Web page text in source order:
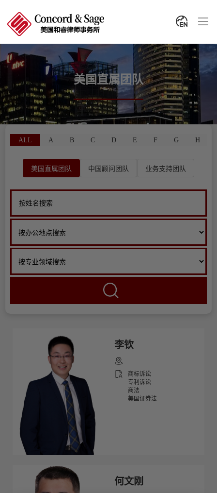
美国直属团队
ALL A B C D E F G H
美国直属团队 中国顾问团队 业务支持团队
李钦
商标诉讼
专利诉讼
商法
美国证券法
何文刚